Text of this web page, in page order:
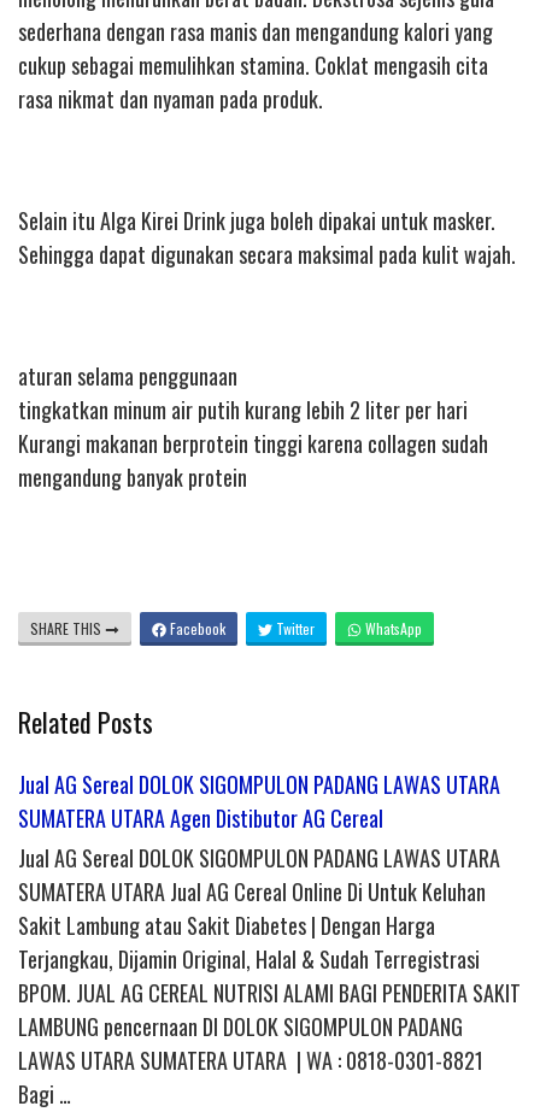
sederhana dengan rasa manis dan mengandung kalori yang
cukup sebagai memulihkan stamina. Coklat mengasih cita
rasa nikmat dan nyaman pada produk.
Selain itu Alga Kirei Drink juga boleh dipakai untuk masker.
Sehingga dapat digunakan secara maksimal pada kulit wajah.
aturan selama penggunaan
tingkatkan minum air putih kurang lebih 2 liter per hari
Kurangi makanan berprotein tinggi karena collagen sudah
mengandung banyak protein
SHARE THIS Facebook Twitter WhatsApp
Related Posts
Jual AG Sereal DOLOK SIGOMPULON PADANG LAWAS UTARA
SUMATERA UTARA Agen Distibutor AG Cereal
Jual AG Sereal DOLOK SIGOMPULON PADANG LAWAS UTARA
SUMATERA UTARA Jual AG Cereal Online Di Untuk Keluhan
Sakit Lambung atau Sakit Diabetes | Dengan Harga
Terjangkau, Dijamin Original, Halal & Sudah Terregistrasi
BPOM. JUAL AG CEREAL NUTRISI ALAMI BAGI PENDERITA SAKIT
LAMBUNG pencernaan DI DOLOK SIGOMPULON PADANG
LAWAS UTARA SUMATERA UTARA | WA : 0818-0301-8821
Bagi …